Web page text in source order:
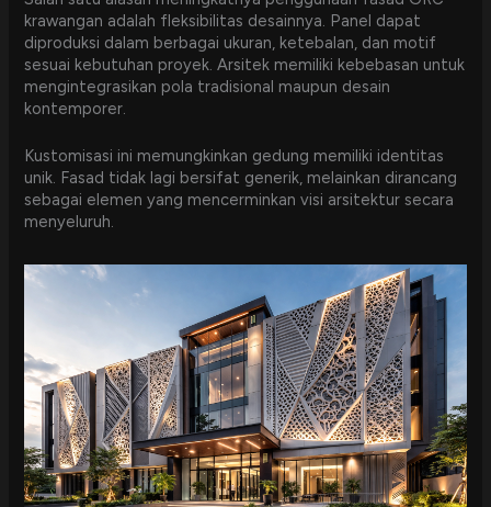
krawangan adalah fleksibilitas desainnya. Panel dapat
diproduksi dalam berbagai ukuran, ketebalan, dan motif
sesuai kebutuhan proyek. Arsitek memiliki kebebasan untuk
mengintegrasikan pola tradisional maupun desain
kontemporer.
Kustomisasi ini memungkinkan gedung memiliki identitas
unik. Fasad tidak lagi bersifat generik, melainkan dirancang
sebagai elemen yang mencerminkan visi arsitektur secara
menyeluruh.